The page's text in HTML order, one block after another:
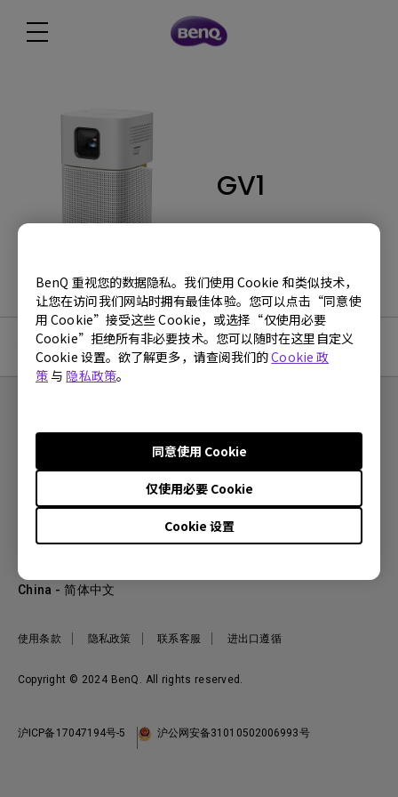
BenQ 重视您的数据隐私。我们使用 Cookie 和类似技术，
让您在访问我们网站时拥有最佳体验。您可以点击“同意使
用 Cookie”接受这些 Cookie，或选择“仅使用必要
Cookie”拒绝所有非必要技术。您可以随时在这里自定义
Cookie 设置。欲了解更多，请查阅我们的Cookie 政
策 与 隐私政策。
Cookie 设置
仅使用必要 Cookie
同意使用 Cookie
GV1
使用手册
产品
WiT智能灯
关于明基
企业社会责任
服务支持
档案下载与常见问题
Copyright © 2024 BenQ. All rights reserved.
使用条款 隐私政策 联系客服 进出口遵循
China - 简体中文
沪ICP备17047194号-5 沪公网安备31010502006993号